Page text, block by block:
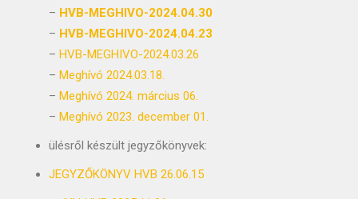
– HVB-MEGHIVO-2024.04.30
– HVB-MEGHIVO-2024.04.23
– HVB-MEGHIVO-2024.03.26
– Meghívó 2024.03.18.
– Meghívó 2024. március 06.
– Meghívó 2023. december 01.
ülésről készült jegyzőkönyvek:
JEGYZŐKÖNYV HVB 26.06.15